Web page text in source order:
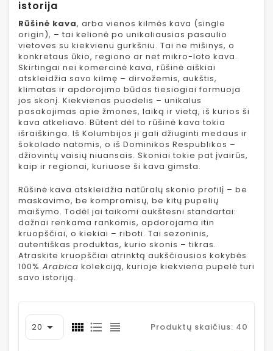
istorija
Rūšinė kava, arba vienos kilmės kava (single
origin), – tai kelionė po unikaliausias pasaulio
vietoves su kiekvienu gurkšniu. Tai ne mišinys, o
konkretaus ūkio, regiono ar net mikro-loto kava.
Skirtingai nei komercinė kava, rūšinė aiškiai
atskleidžia savo kilmę – dirvožemis, aukštis,
klimatas ir apdorojimo būdas tiesiogiai formuoja
jos skonį. Kiekvienas puodelis – unikalus
pasakojimas apie žmones, laiką ir vietą, iš kurios ši
kava atkeliavo. Būtent dėl to rūšinė kava tokia
išraiškinga. Iš Kolumbijos ji gali džiuginti medaus ir
šokolado natomis, o iš Dominikos Respublikos –
džiovintų vaisių niuansais. Skoniai tokie pat įvairūs,
kaip ir regionai, kuriuose ši kava gimsta.
Rūšinė kava atskleidžia natūralų skonio profilį – be
maskavimo, be kompromisų, be kitų pupelių
maišymo. Todėl jai taikomi aukštesni standartai:
dažnai renkama rankomis, apdorojama itin
kruopščiai, o kiekiai – riboti. Tai sezoninis,
autentiškas produktas, kurio skonis – tikras.
Atraskite kruopščiai atrinktą aukščiausios kokybės
100% Arabica kolekciją, kurioje kiekviena pupelė turi
savo istoriją.
20  Produktų skaičius: 40